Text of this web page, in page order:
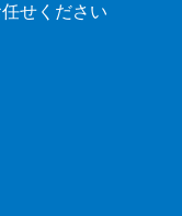
せください